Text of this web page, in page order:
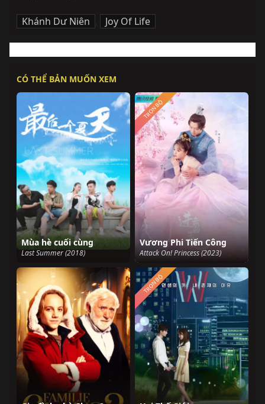
Khánh Dư Niên , Joy Of Life
CÓ THỂ BẢN MUỐN XEM
Mùa hè cuối cùng
Last Summer (2018)
Vương Phi Tiến Công
Attack On! Princess (2023)
TRỌN BỘ
TRỌN BỘ